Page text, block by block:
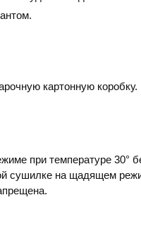
картонную коробку.
при температуре 30°
сушилке на щадящем